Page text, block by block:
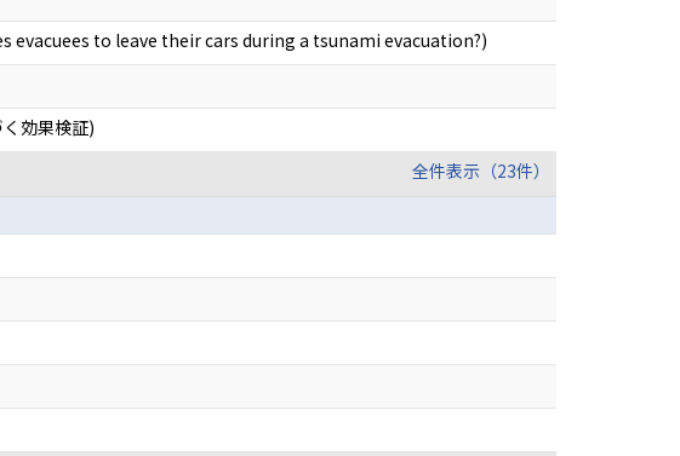
to leave their cars during a tsunami evacuation?)
効果検証)
全件表示（23件）